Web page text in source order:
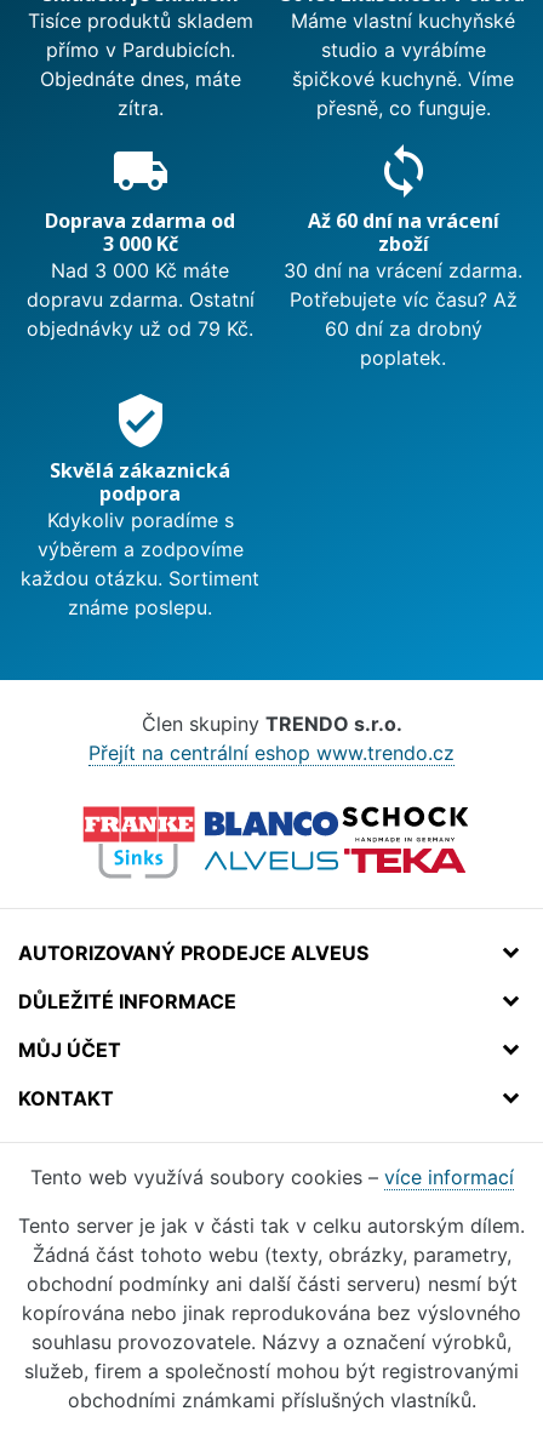
Tisíce produktů skladem
přímo v Pardubicích.
Objednáte dnes, máte
zítra.
Máme vlastní kuchyňské
studio a vyrábíme
špičkové kuchyně. Víme
přesně, co funguje.
local_shipping
Doprava zdarma od
3 000 Kč
Nad 3 000 Kč máte
dopravu zdarma. Ostatní
objednávky už od 79 Kč.
sync
Až 60 dní na vrácení
zboží
30 dní na vrácení zdarma.
Potřebujete víc času? Až
60 dní za drobný
poplatek.
verified_user
Skvělá zákaznická
podpora
Kdykoliv poradíme s
výběrem a zodpovíme
každou otázku. Sortiment
známe poslepu.
Člen skupiny TRENDO s.r.o.
Přejít na centrální eshop www.trendo.cz
AUTORIZOVANÝ PRODEJCE ALVEUS
DŮLEŽITÉ INFORMACE
MŮJ ÚČET
KONTAKT
Tento web využívá soubory cookies – více informací
Tento server je jak v části tak v celku autorským dílem.
Žádná část tohoto webu (texty, obrázky, parametry,
obchodní podmínky ani další části serveru) nesmí být
kopírována nebo jinak reprodukována bez výslovného
souhlasu provozovatele. Názvy a označení výrobků,
služeb, firem a společností mohou být registrovanými
obchodními známkami příslušných vlastníků.